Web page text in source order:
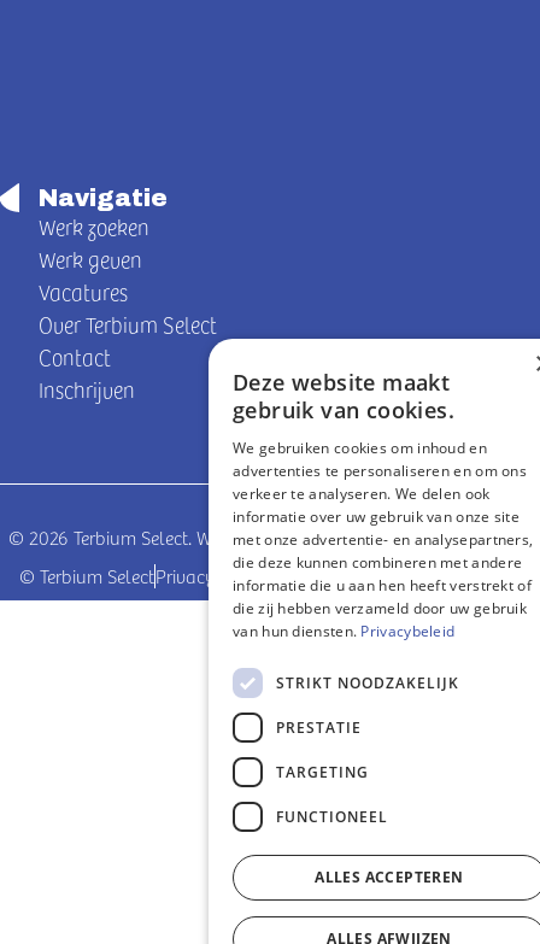
Navigatie
Werk zoeken
Werk geven
Vacatures
Over Terbium Select
Contact
Inschrijven
© 2026 Terbium Select. Where experience meets opportunities
© Terbium SelectPrivacy beleidcoded by
Deze website maakt
gebruik van cookies.
We gebruiken cookies om inhoud en
advertenties te personaliseren en om ons
verkeer te analyseren. We delen ook
informatie over uw gebruik van onze site
met onze advertentie- en analysepartners,
die deze kunnen combineren met andere
informatie die u aan hen heeft verstrekt of
die zij hebben verzameld door uw gebruik
van hun diensten. Privacybeleid
STRIKT NOODZAKELIJK
PRESTATIE
TARGETING
FUNCTIONEEL
ALLES ACCEPTEREN
ALLES AFWIJZEN